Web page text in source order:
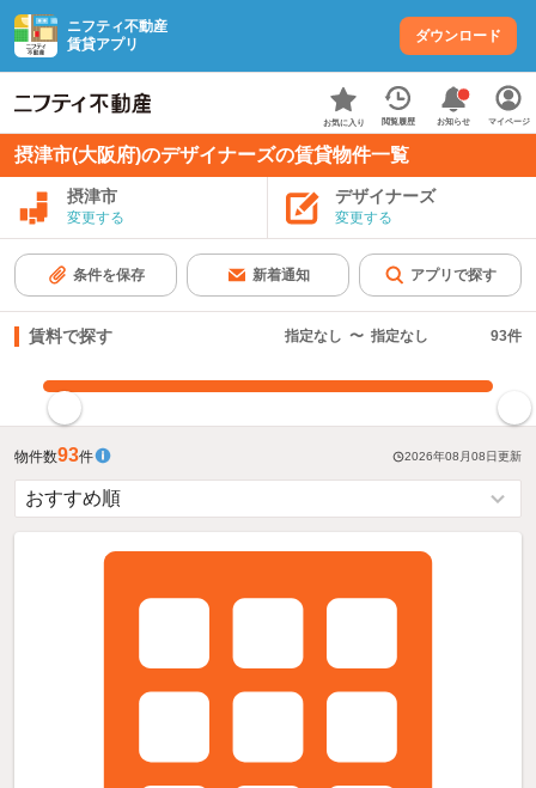
ニフティ不動産
賃貸アプリ
ダウンロード
お気に入り 閲覧履歴 お知らせ マイページ
摂津市(大阪府)のデザイナーズの賃貸物件一覧
摂津市
変更する
デザイナーズ
変更する
条件を保存 新着通知 アプリで探す
賃料で探す 指定なし 〜 指定なし 93件
物件数93件 2026年08月08日更新